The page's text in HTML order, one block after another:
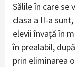
Sălile în care se
clasa a II-a
elevii învață în
în prealabil,
prin eliminarea